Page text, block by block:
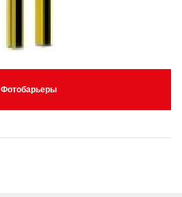
Фотобарьеры